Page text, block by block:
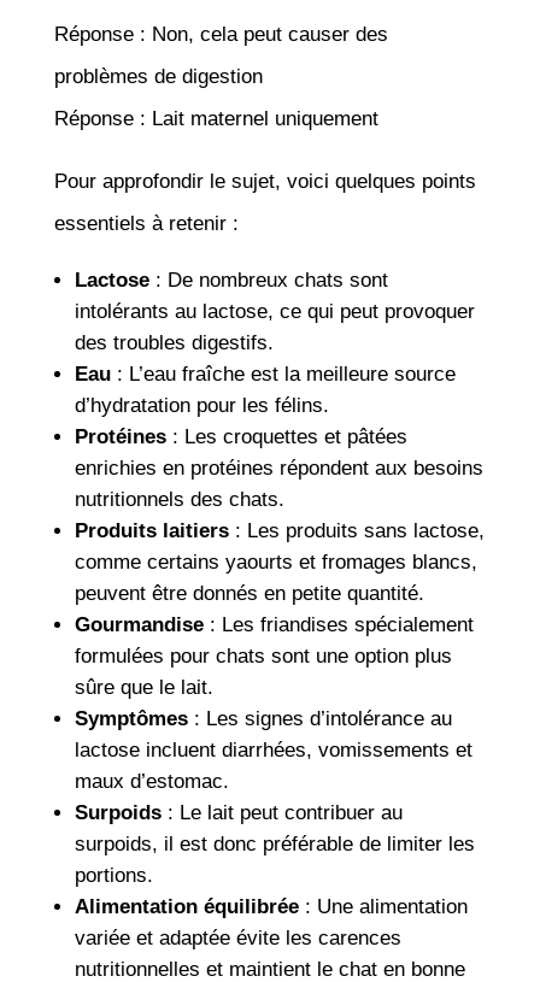
Réponse : Non, cela peut causer des
problèmes de digestion
Réponse : Lait maternel uniquement
Pour approfondir le sujet, voici quelques points
essentiels à retenir :
Lactose: De nombreux chats sont
intolérants au lactose, ce qui peut provoquer
des troubles digestifs.
Eau: L’eau fraîche est la meilleure source
d’hydratation pour les félins.
Protéines: Les croquettes et pâtées
enrichies en protéines répondent aux besoins
nutritionnels des chats.
Produits laitiers: Les produits sans lactose,
comme certains yaourts et fromages blancs,
peuvent être donnés en petite quantité.
Gourmandise: Les friandises spécialement
formulées pour chats sont une option plus
sûre que le lait.
Symptômes: Les signes d’intolérance au
lactose incluent diarrhées, vomissements et
maux d’estomac.
Surpoids: Le lait peut contribuer au
surpoids, il est donc préférable de limiter les
portions.
Alimentation équilibrée: Une alimentation
variée et adaptée évite les carences
nutritionnelles et maintient le chat en bonne